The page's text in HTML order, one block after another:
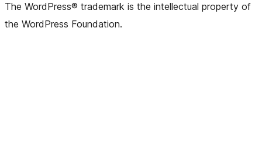
The WordPress® trademark is the intellectual property of
the WordPress Foundation.